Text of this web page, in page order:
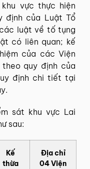
vực thực hiện
định của Luật Tổ
luật về tố tụng
có liên quan; kế
của các Viện
quy định của
định chi tiết tại
sát khu vực Lai
sau:
Kế
thừa
Địa chỉ
04 Viện